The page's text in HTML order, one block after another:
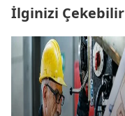
İlginizi Çekebilir